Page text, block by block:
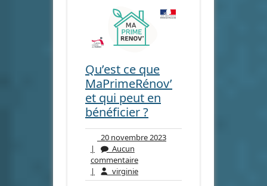
Qu’est ce que
MaPrimeRénov’
et qui peut en
bénéficier ?
20 novembre 202320
|
Aucun
commentaireAucun
commentaire
| virginievirginie